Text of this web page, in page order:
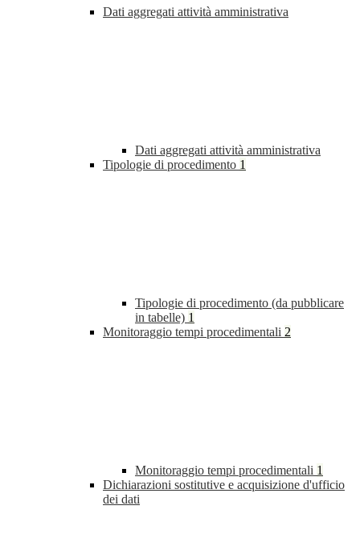
Dati aggregati attività amministrativa
Dati aggregati attività amministrativa
Tipologie di procedimento 1
Tipologie di procedimento (da pubblicare
in tabelle) 1
Monitoraggio tempi procedimentali 2
Monitoraggio tempi procedimentali 1
Dichiarazioni sostitutive e acquisizione d'ufficio
dei dati